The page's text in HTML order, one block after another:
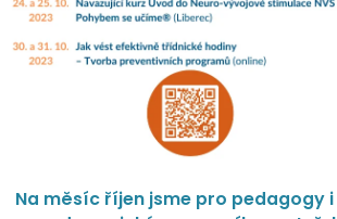
Na měsíc říjen jsme pro pedagogy i